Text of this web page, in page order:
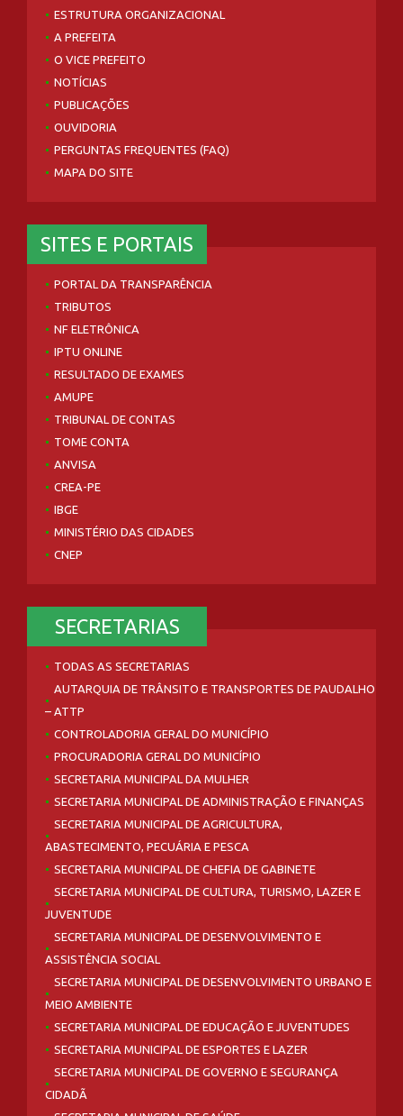
ESTRUTURA ORGANIZACIONAL
A PREFEITA
O VICE PREFEITO
NOTÍCIAS
PUBLICAÇÕES
OUVIDORIA
PERGUNTAS FREQUENTES (FAQ)
MAPA DO SITE
SITES E PORTAIS
PORTAL DA TRANSPARÊNCIA
TRIBUTOS
NF ELETRÔNICA
IPTU ONLINE
RESULTADO DE EXAMES
AMUPE
TRIBUNAL DE CONTAS
TOME CONTA
ANVISA
CREA-PE
IBGE
MINISTÉRIO DAS CIDADES
CNEP
SECRETARIAS
TODAS AS SECRETARIAS
AUTARQUIA DE TRÂNSITO E TRANSPORTES DE PAUDALHO
– ATTP
CONTROLADORIA GERAL DO MUNICÍPIO
PROCURADORIA GERAL DO MUNICÍPIO
SECRETARIA MUNICIPAL DA MULHER
SECRETARIA MUNICIPAL DE ADMINISTRAÇÃO E FINANÇAS
SECRETARIA MUNICIPAL DE AGRICULTURA,
ABASTECIMENTO, PECUÁRIA E PESCA
SECRETARIA MUNICIPAL DE CHEFIA DE GABINETE
SECRETARIA MUNICIPAL DE CULTURA, TURISMO, LAZER E
JUVENTUDE
SECRETARIA MUNICIPAL DE DESENVOLVIMENTO E
ASSISTÊNCIA SOCIAL
SECRETARIA MUNICIPAL DE DESENVOLVIMENTO URBANO E
MEIO AMBIENTE
SECRETARIA MUNICIPAL DE EDUCAÇÃO E JUVENTUDES
SECRETARIA MUNICIPAL DE ESPORTES E LAZER
SECRETARIA MUNICIPAL DE GOVERNO E SEGURANÇA
CIDADÃ